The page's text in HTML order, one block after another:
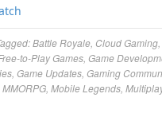
Battle Royale Cloud Gaming
to-Play Games Game
Game Updates Gaming
MMORPG Mobile Legends